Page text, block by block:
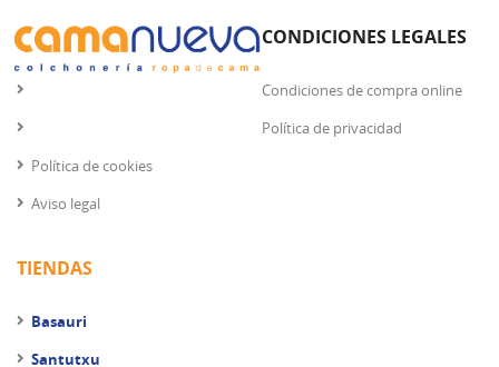
CONDICIONES LEGALES
Condiciones de compra online
Política de privacidad
Política de cookies
Aviso legal
TIENDAS
Basauri
Santutxu